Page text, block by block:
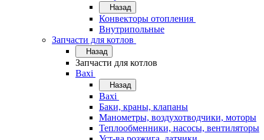
Назад
Конвекторы отопления
Внутрипольные
Запчасти для котлов
Назад
Запчасти для котлов
Baxi
Назад
Baxi
Баки, краны, клапаны
Манометры, воздухотводчики, моторы
Теплообменники, насосы, вентиляторы